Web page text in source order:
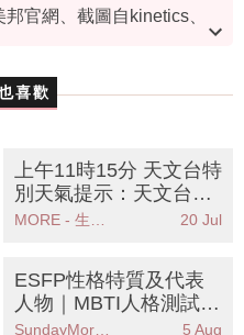
官網、截圖自kinetics、
喜歡
上午11時15分 天文台特
別天氣提示：天文台提
醒強雷雨區影響本港市
20 Jul
ESFP性格特質及代表
人物｜MBTI人格測試中
被稱為「表演者」人格
5 Aug